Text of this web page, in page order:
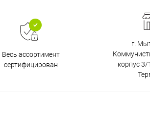
Весь ассортимент
сертифицирован
г.
корпус 3/